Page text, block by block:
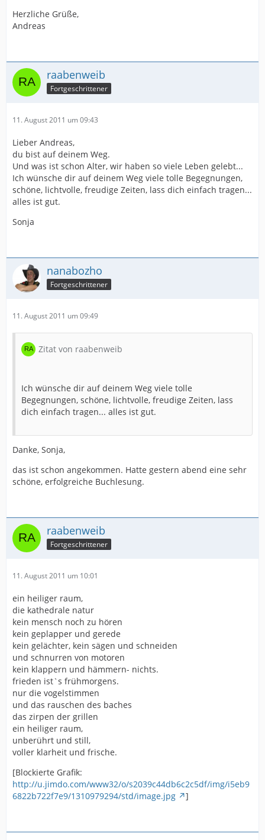
Herzliche Grüße,
Andreas
raabenweib
Fortgeschrittener
11. August 2011 um 09:43
Lieber Andreas,
du bist auf deinem Weg.
Und was ist schon Alter, wir haben so viele Leben gelebt...
Ich wünsche dir auf deinem Weg viele tolle Begegnungen,
schöne, lichtvolle, freudige Zeiten, lass dich einfach tragen...
alles ist gut.
Sonja
nanabozho
Fortgeschrittener
11. August 2011 um 09:49
Zitat von raabenweib
Ich wünsche dir auf deinem Weg viele tolle
Begegnungen, schöne, lichtvolle, freudige Zeiten, lass
dich einfach tragen... alles ist gut.
Danke, Sonja,
das ist schon angekommen. Hatte gestern abend eine sehr
schöne, erfolgreiche Buchlesung.
raabenweib
Fortgeschrittener
11. August 2011 um 10:01
ein heiliger raum,
die kathedrale natur
kein mensch noch zu hören
kein geplapper und gerede
kein gelächter, kein sägen und schneiden
und schnurren von motoren
kein klappern und hämmern- nichts.
frieden ist`s frühmorgens.
nur die vogelstimmen
und das rauschen des baches
das zirpen der grillen
ein heiliger raum,
unberührt und still,
voller klarheit und frische.
[Blockierte Grafik:
http://u.jimdo.com/www32/o/s2039c44db6c2c5df/img/i5eb9
6822b722f7e9/1310979294/std/image.jpg
]